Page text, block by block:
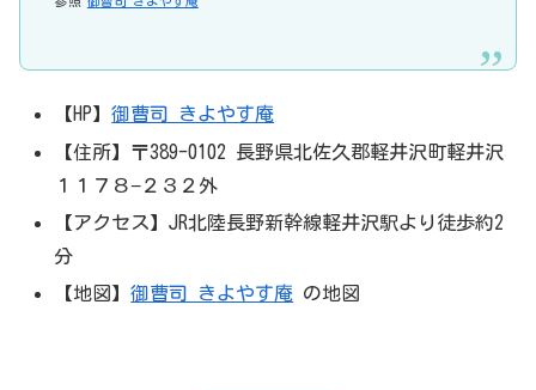
【HP】御曹司 きよやす庵
【住所】〒389-0102 長野県北佐久郡軽井沢町軽井沢
１１７８−２３２外
【アクセス】JR北陸長野新幹線軽井沢駅より徒歩約2
分
【地図】御曹司 きよやす庵 の地図